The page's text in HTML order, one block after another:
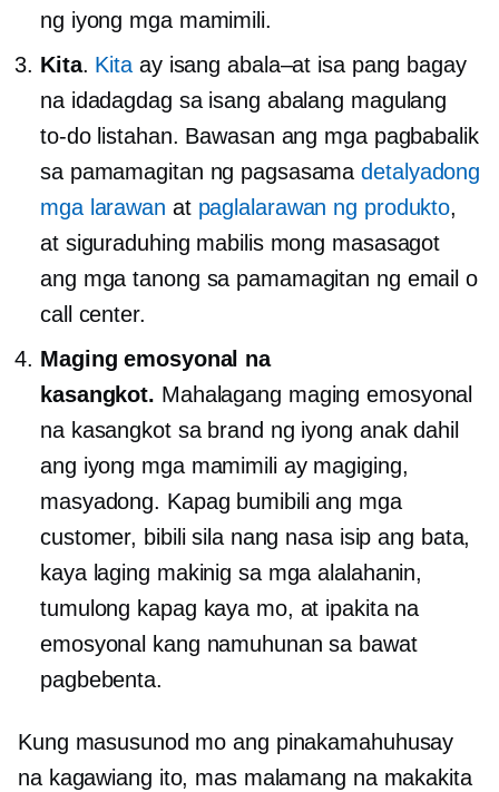
ng iyong mga mamimili.
Kita. Kita ay isangabala–at isa pang bagay
na idadagdag sa isang abalang magulang
to-dolistahan. Bawasan ang mga pagbabalik
sa pamamagitan ng pagsasamadetalyadong
mga larawan at paglalarawan ng produkto,
at siguraduhing mabilis mong masasagot
ang mga tanong sa pamamagitan ng email o
call center.
Maging emosyonal na
kasangkot. Mahalagang maging emosyonal
na kasangkot sa brand ng iyong anak dahil
ang iyong mga mamimili ay magiging,
masyadong. Kapag bumibili ang mga
customer, bibili sila nang nasa isip ang bata,
kaya laging makinig sa mga alalahanin,
tumulong kapag kaya mo, at ipakita na
emosyonal kang namuhunan sa bawat
pagbebenta.
Kung masusunod mo ang pinakamahuhusay
na kagawiang ito, mas malamang na makakita